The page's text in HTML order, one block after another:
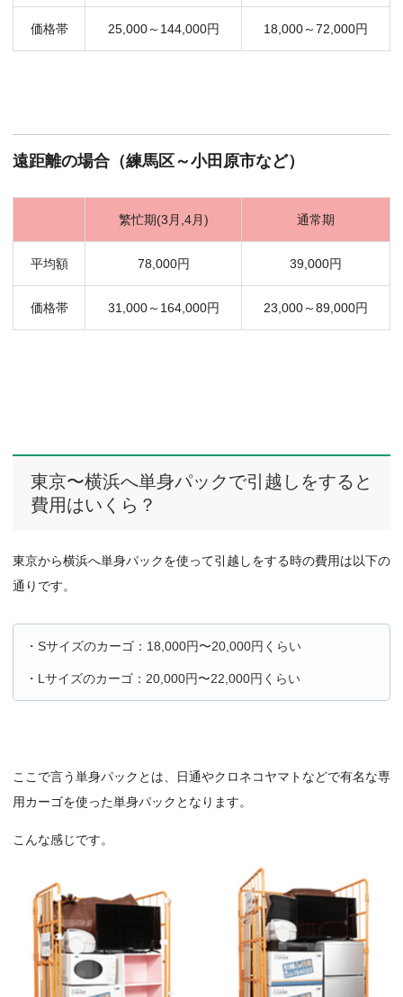
価格帯 25,000～144,000円 18,000～72,000円
遠距離の場合（練馬区～小田原市など）
繁忙期(3月,4月) 通常期
平均額 78,000円 39,000円
価格帯 31,000～164,000円 23,000～89,000円
東京〜横浜へ単身パックで引越しをすると
費用はいくら？
東京から横浜へ単身パックを使って引越しをする時の費用は以下の
通りです。
・Sサイズのカーゴ：18,000円〜20,000円くらい
・Lサイズのカーゴ：20,000円〜22,000円くらい
ここで言う単身パックとは、日通やクロネコヤマトなどで有名な専
用カーゴを使った単身パックとなります。
こんな感じです。